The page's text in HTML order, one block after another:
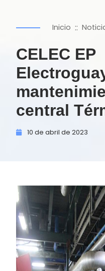
Inicio ::
CELEC EP
central
10 de abril de 2023